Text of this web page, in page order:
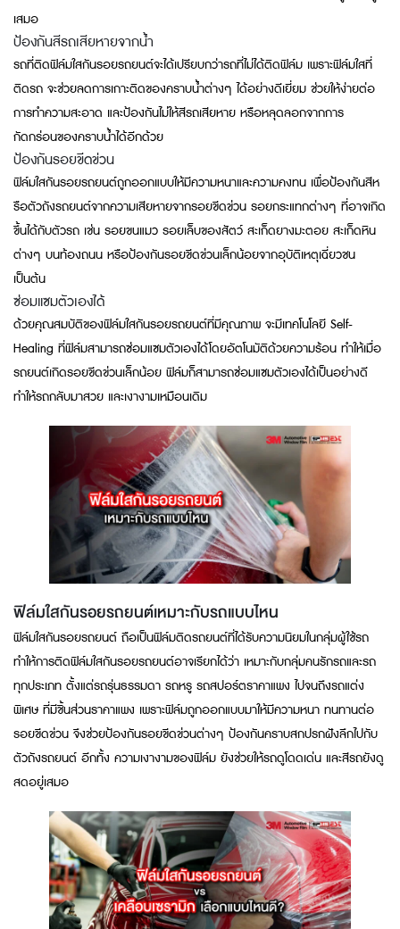
เสมอ
ป้องกันสีรถเสียหายจากน้ำ
รถที่ติดฟิล์มใสกันรอยรถยนต์จะได้เปรียบกว่ารถที่ไม่ได้ติดฟิล์ม เพราะฟิล์มใสที่
ติดรถ จะช่วยลดการเกาะติดของคราบน้ำต่างๆ ได้อย่างดีเยี่ยม ช่วยให้ง่ายต่อ
การทำความสะอาด และป้องกันไม่ให้สีรถเสียหาย หรือหลุดลอกจากการ
กัดกร่อนของคราบน้ำได้อีกด้วย
ป้องกันรอยขีดข่วน
ฟิล์มใสกันรอยรถยนต์ถูกออกแบบให้มีความหนาและความคงทน เพื่อป้องกันสีห
รือตัวถังรถยนต์จากความเสียหายจากรอยขีดข่วน รอยกระแทกต่างๆ ที่อาจเกิด
ขึ้นได้กับตัวรถ เช่น รอยขนแมว รอยเล็บของสัตว์ สะเก็ดยางมะตอย สะเก็ดหิน
ต่างๆ บนท้องถนน หรือป้องกันรอยขีดข่วนเล็กน้อยจากอุบัติเหตุเฉี่ยวชน
เป็นต้น
ซ่อมแซมตัวเองได้
ด้วยคุณสมบัติของฟิล์มใสกันรอยรถยนต์ที่มีคุณภาพ จะมีเทคโนโลยี Self-
Healing ที่ฟิล์มสามารถซ่อมแซมตัวเองได้โดยอัตโนมัติด้วยความร้อน ทำให้เมื่อ
รถยนต์เกิดรอยขีดข่วนเล็กน้อย ฟิล์มก็สามารถซ่อมแซมตัวเองได้เป็นอย่างดี
ทำให้รถกลับมาสวย และเงางามเหมือนเดิม
ฟิล์มใสกันรอยรถยนต์เหมาะกับรถแบบไหน
ฟิล์มใสกันรอยรถยนต์ ถือเป็นฟิล์มติดรถยนต์ที่ได้รับความนิยมในกลุ่มผู้ใช้รถ
ทำให้การติดฟิล์มใสกันรอยรถยนต์อาจเรียกได้ว่า เหมาะกับกลุ่มคนรักรถและรถ
ทุกประเภท ตั้งแต่รถรุ่นธรรมดา รถหรู รถสปอร์ตราคาแพง ไปจนถึงรถแต่ง
พิเศษ ที่มีชิ้นส่วนราคาแพง เพราะฟิล์มถูกออกแบบมาให้มีความหนา ทนทานต่อ
รอยขีดข่วน จึงช่วยป้องกันรอยขีดข่วนต่างๆ ป้องกันคราบสกปรกฝังลึกไปกับ
ตัวถังรถยนต์ อีกทั้ง ความเงางามของฟิล์ม ยังช่วยให้รถดูโดดเด่น และสีรถยังดู
สดอยู่เสมอ